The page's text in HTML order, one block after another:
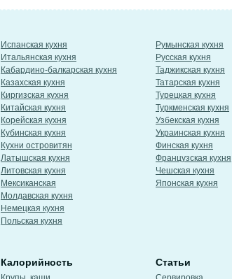
Испанская кухня
Итальянская кухня
Кабардино-балкарская кухня
Казахская кухня
Киргизская кухня
Китайская кухня
Корейская кухня
Кубинская кухня
Кухни островитян
Латышская кухня
Литовская кухня
Мексиканская
Молдавская кухня
Немецкая кухня
Польская кухня
Румынская кухня
Русская кухня
Таджикская кухня
Татарская кухня
Турецкая кухня
Туркменская кухня
Узбекская кухня
Украинская кухня
Финская кухня
Французская кухня
Чешская кухня
Японская кухня
Калорийность Статьи